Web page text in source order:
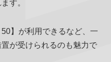
す。
】が利用できるなど、一
が受けられるのも魅力で